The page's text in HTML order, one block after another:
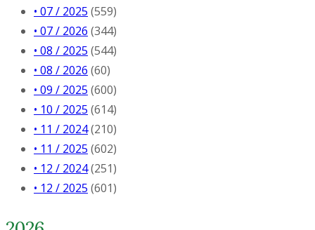
• 07 / 2025 (559)
• 07 / 2026 (344)
• 08 / 2025 (544)
• 08 / 2026 (60)
• 09 / 2025 (600)
• 10 / 2025 (614)
• 11 / 2024(210)
• 11 / 2025 (602)
• 12 / 2024(251)
• 12 / 2025 (601)